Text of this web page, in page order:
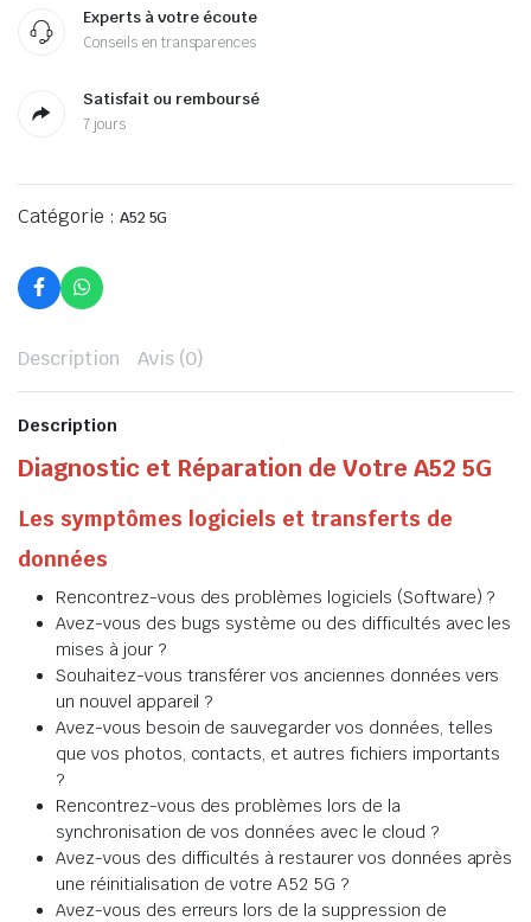
Experts à votre écoute
Conseils en transparences
Satisfait ou remboursé
7 jours
Catégorie : A52 5G
Description Avis (0)
Description
Diagnostic et Réparation de Votre A52 5G
Les symptômes logiciels et transferts de
données
Rencontrez-vous des problèmes logiciels (Software) ?
Avez-vous des bugs système ou des difficultés avec les
mises à jour ?
Souhaitez-vous transférer vos anciennes données vers
un nouvel appareil ?
Avez-vous besoin de sauvegarder vos données, telles
que vos photos, contacts, et autres fichiers importants
?
Rencontrez-vous des problèmes lors de la
synchronisation de vos données avec le cloud ?
Avez-vous des difficultés à restaurer vos données après
une réinitialisation de votre A52 5G ?
Avez-vous des erreurs lors de la suppression de